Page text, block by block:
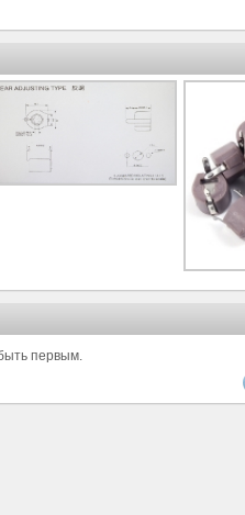
первым.